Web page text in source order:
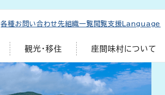
各種お問い合わせ先組織一覧 閲覧支援 Language
観光・移住 座間味村について